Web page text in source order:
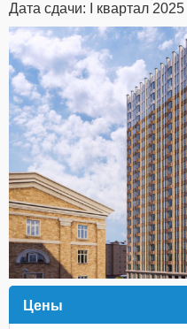
Дата сдачи: I квартал 2025
Цены